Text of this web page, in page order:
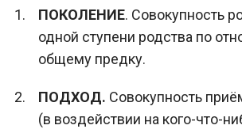
ПОКОЛЕНИЕ. Совокупность
одной ступени родства по
общему предку.
ПОДХОД. Совокупность
(в воздействии на кого-что-